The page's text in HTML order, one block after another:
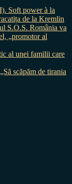
Soft power à la
de la Kremlin
S.O.S. România va
„promotor al
al unei familii care
scăpăm de tirania